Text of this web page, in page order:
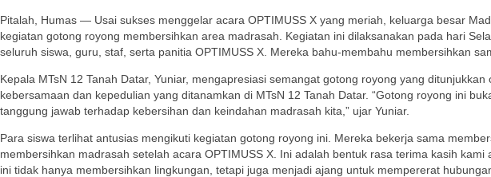
Pitalah, Humas — Usai sukses menggelar acara OPTIMUSS X yang meriah, keluarga besar
kegiatan gotong royong membersihkan area madrasah. Kegiatan ini dilaksanakan pada hari
seluruh siswa, guru, staf, serta panitia OPTIMUSS X. Mereka bahu-membahu membersihkan
Kepala MTsN 12 Tanah Datar, Yuniar, mengapresiasi semangat gotong royong yang
kebersamaan dan kepedulian yang ditanamkan di MTsN 12 Tanah Datar. “Gotong royong ini
tanggung jawab terhadap kebersihan dan keindahan madrasah kita,” ujar Yuniar.
Para siswa terlihat antusias mengikuti kegiatan gotong royong ini. Mereka bekerja sama
membersihkan madrasah setelah acara OPTIMUSS X. Ini adalah bentuk rasa terima kasih
ini tidak hanya membersihkan lingkungan, tetapi juga menjadi ajang untuk mempererat